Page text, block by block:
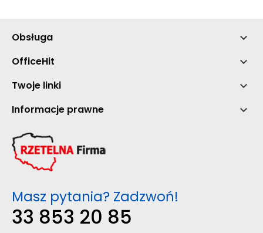
Obsługa 
OfficeHit 
Twoje linki 
Informacje prawne 
Masz pytania? Zadzwoń!
33 853 20 85